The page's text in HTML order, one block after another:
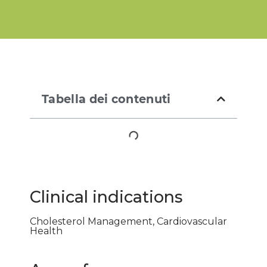
Tabella dei contenuti
Clinical indications
Cholesterol Management, Cardiovascular
Health